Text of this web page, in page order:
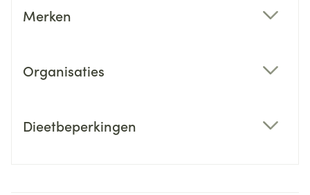
Merken
Organisaties
Dieetbeperkingen